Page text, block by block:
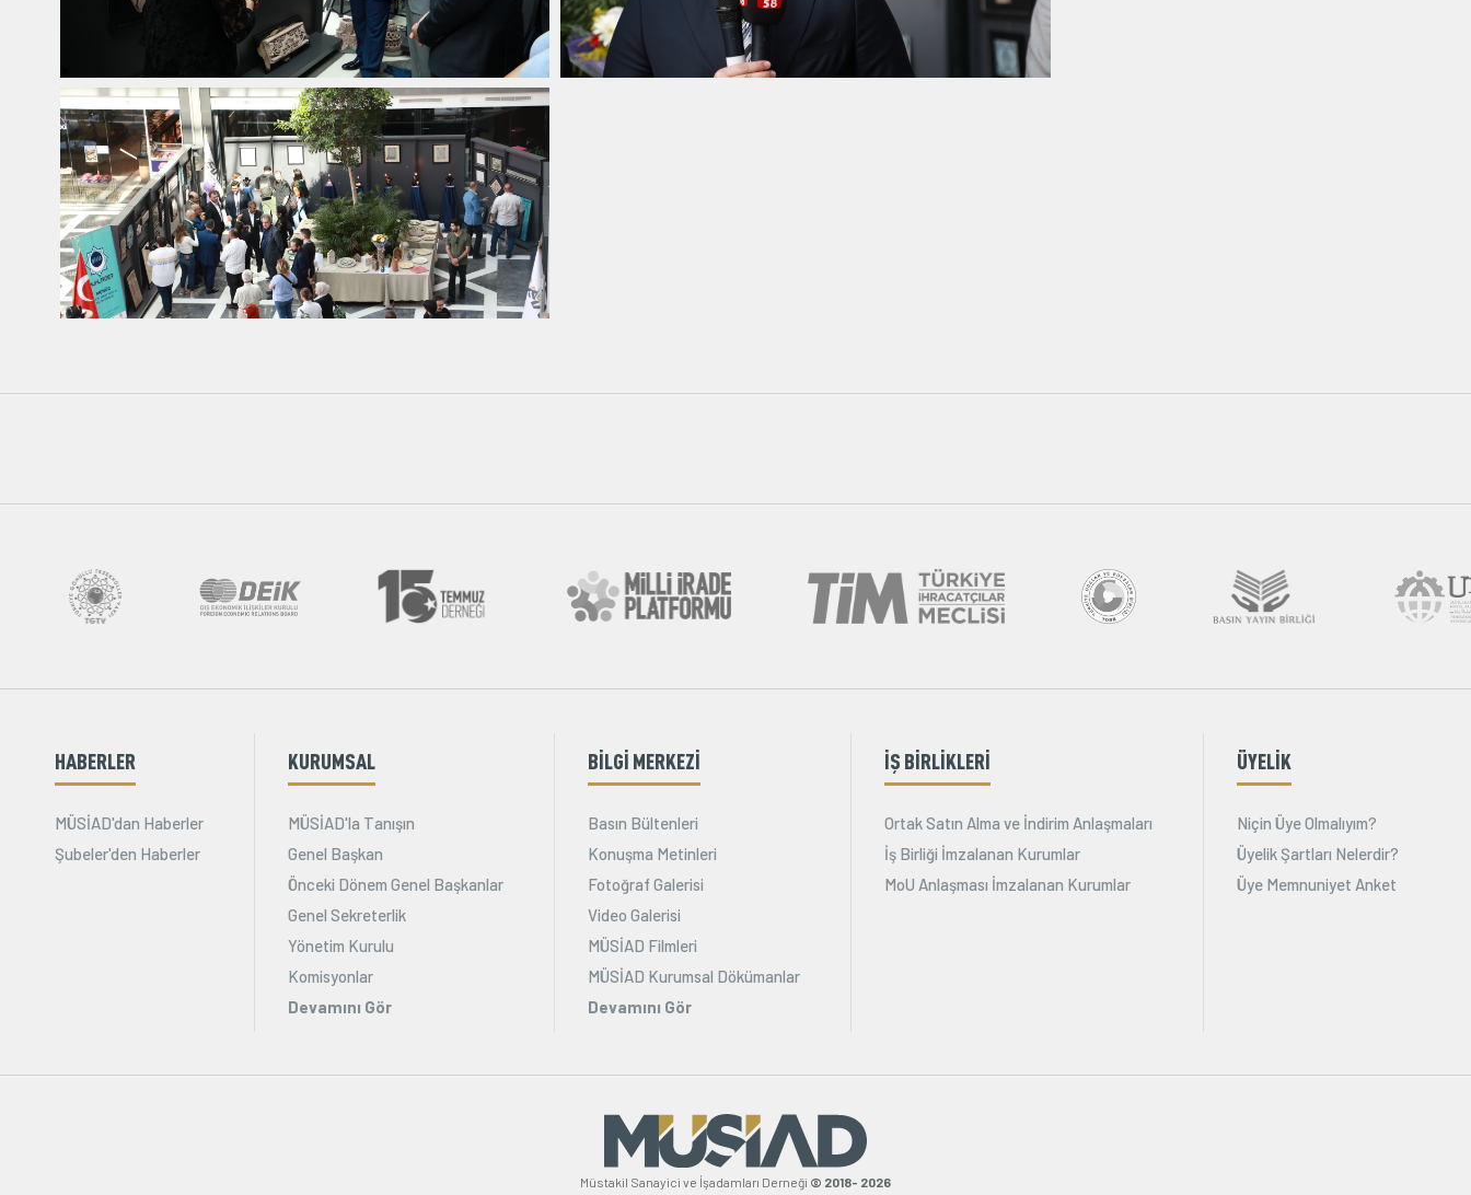
HABERLER
MÜSİAD'dan Haberler
Şubeler'den Haberler
KURUMSAL
MÜSİAD'la Tanışın
Genel Başkan
Önceki Dönem Genel Başkanlar
Genel Sekreterlik
Yönetim Kurulu
Komisyonlar
Devamını Gör
BİLGİ MERKEZİ
Basın Bültenleri
Konuşma Metinleri
Fotoğraf Galerisi
Video Galerisi
MÜSİAD Filmleri
MÜSİAD Kurumsal Dökümanlar
Devamını Gör
İŞ BİRLİKLERİ
Ortak Satın Alma ve İndirim Anlaşmaları
İş Birliği İmzalanan Kurumlar
MoU Anlaşması İmzalanan Kurumlar
ÜYELİK
Niçin Üye Olmalıyım?
Üyelik Şartları Nelerdir?
Üye Memnuniyet Anket
Müstakil Sanayici ve İşadamları Derneği © 2018- 2026